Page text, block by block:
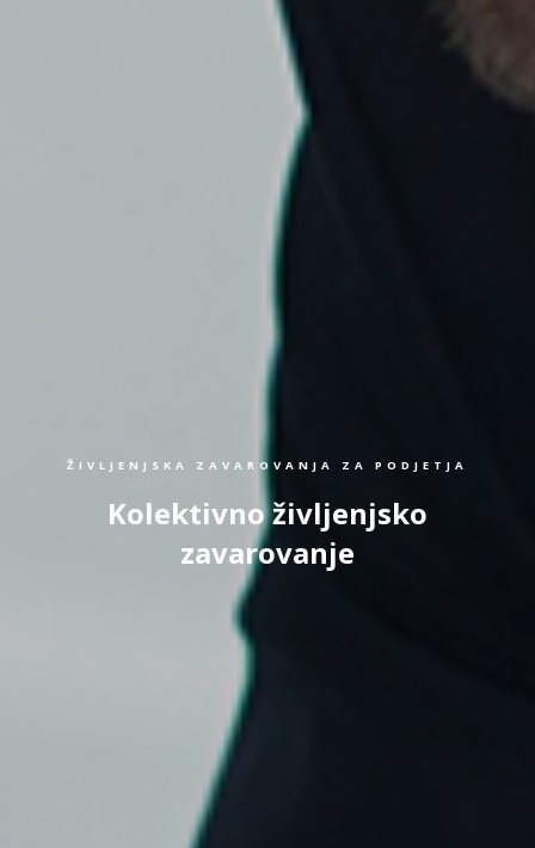
ŽIVLJENJSKA ZAVAROVANJA ZA PODJETJA
Kolektivno življenjsko
zavarovanje